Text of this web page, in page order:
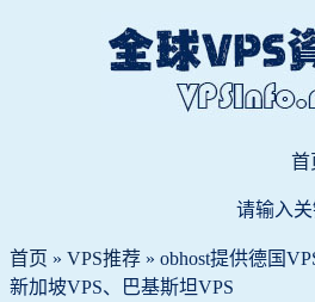
首
请输入关
首页 » VPS推荐 » obhost提供德国
新加坡VPS、巴基斯坦VPS